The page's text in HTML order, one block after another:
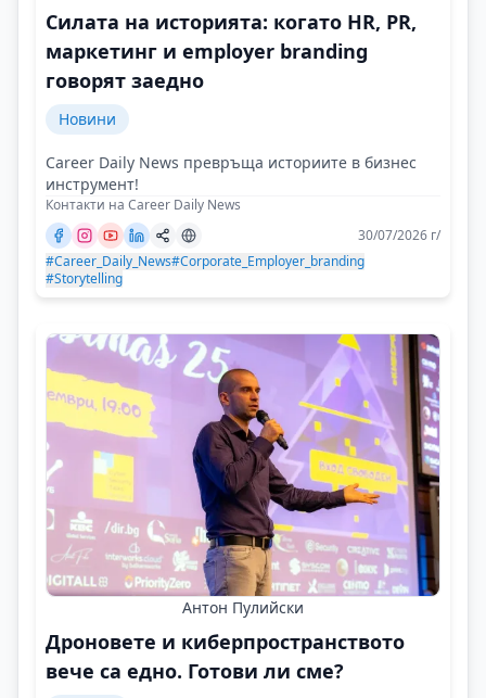
Силата на историята: когато HR, PR,
маркетинг и employer branding
говорят заедно
Новини
Career Daily News превръща историите в бизнес
инструмент!
Контакти на Career Daily News
30/07/2026 г/
#Career_Daily_News#Corporate_Employer_branding
#Storytelling
Антон Пулийски
Дроновете и киберпространството
вече са едно. Готови ли сме?